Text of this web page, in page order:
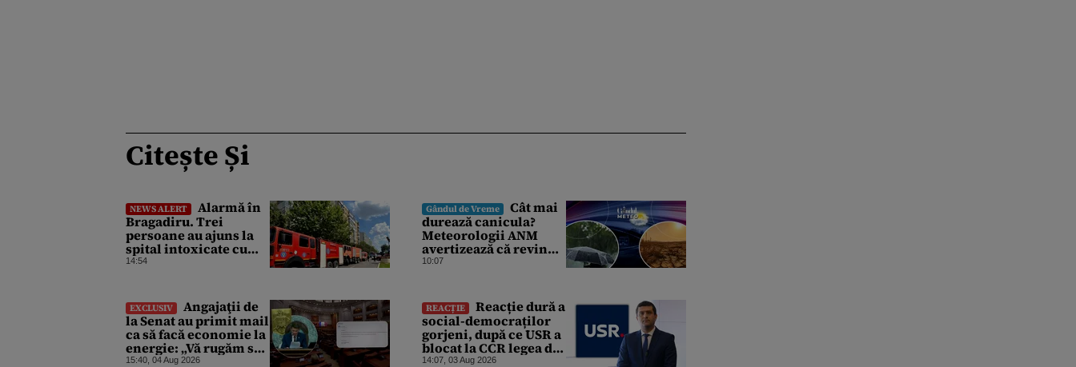
Citește Și
NEWS ALERT
Alarmă în
Bragadiru. Trei
persoane au ajuns la
spital intoxicate cu
gaze
14:54
Gândul de Vreme
Cât mai
durează canicula?
Meteorologii ANM
avertizează că revin
vijeliile și ploile
începând chiar de azi
10:07
EXCLUSIV
Angajaţii de
la Senat au primit mail
ca să facă economie la
energie: „Vă rugăm să
opriţi aparatele de aer
15:40, 04 Aug 2026
REACȚIE
Reacție dură a
social-democraților
gorjeni, după ce USR a
blocat la CCR legea de
finalizare a
14:07, 03 Aug 2026